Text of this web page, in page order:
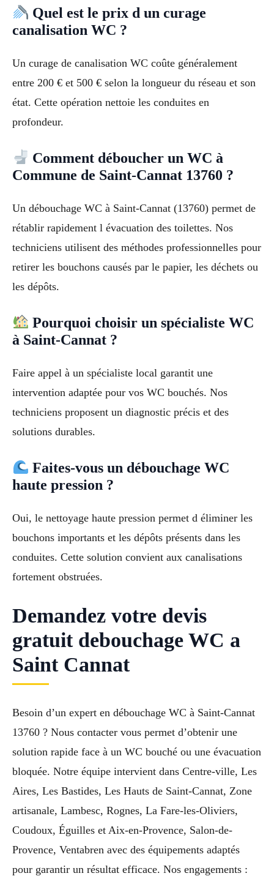
Quel est le prix d un curage
canalisation WC ?
Un curage de canalisation WC coûte généralement
entre 200 € et 500 € selon la longueur du réseau et son
état. Cette opération nettoie les conduites en
profondeur.
Comment déboucher un WC à
Commune de Saint-Cannat 13760 ?
Un débouchage WC à Saint-Cannat (13760) permet de
rétablir rapidement l évacuation des toilettes. Nos
techniciens utilisent des méthodes professionnelles pour
retirer les bouchons causés par le papier, les déchets ou
les dépôts.
Pourquoi choisir un spécialiste WC
à Saint-Cannat ?
Faire appel à un spécialiste local garantit une
intervention adaptée pour vos WC bouchés. Nos
techniciens proposent un diagnostic précis et des
solutions durables.
Faites-vous un débouchage WC
haute pression ?
Oui, le nettoyage haute pression permet d éliminer les
bouchons importants et les dépôts présents dans les
conduites. Cette solution convient aux canalisations
fortement obstruées.
Demandez votre devis
gratuit debouchage WC a
Saint Cannat
Besoin d’un expert en débouchage WC à Saint-Cannat
13760 ? Nous contacter vous permet d’obtenir une
solution rapide face à un WC bouché ou une évacuation
bloquée. Notre équipe intervient dans Centre-ville, Les
Aires, Les Bastides, Les Hauts de Saint-Cannat, Zone
artisanale, Lambesc, Rognes, La Fare-les-Oliviers,
Coudoux, Éguilles et Aix-en-Provence, Salon-de-
Provence, Ventabren avec des équipements adaptés
pour garantir un résultat efficace. Nos engagements :